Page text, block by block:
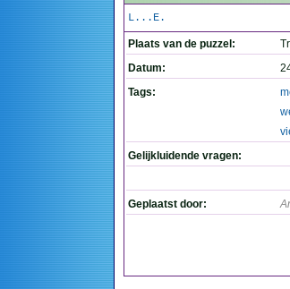
L...E.
Plaats van de puzzel:
Datum:
Tags:
Gelijkluidende vragen:
Geplaatst door: